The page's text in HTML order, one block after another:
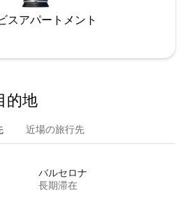
スアパートメント
的⁠地
近場の旅行先
バルセロナ
長期滞在